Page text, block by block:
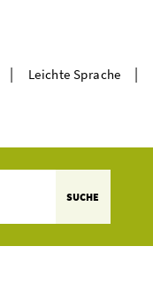
| Leichte Sprache |
SUCHE